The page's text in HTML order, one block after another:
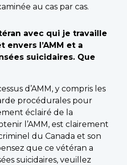
au cas par cas.
avec qui je travaille
envers l’AMM et a
suicidaires. Que
d’AMM, y compris les
procédurales pour
éclairé de la
l’AMM, est clairement
du Canada et son
que ce vétéran a
suicidaires, veuillez